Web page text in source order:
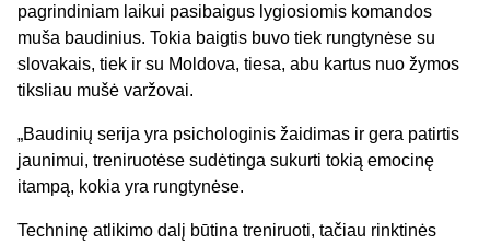
pagrindiniam laikui pasibaigus lygiosiomis komandos
muša baudinius. Tokia baigtis buvo tiek rungtynėse su
slovakais, tiek ir su Moldova, tiesa, abu kartus nuo žymos
tiksliau mušė varžovai.
„Baudinių serija yra psichologinis žaidimas ir gera patirtis
jaunimui, treniruotėse sudėtinga sukurti tokią emocinę
itampą, kokia yra rungtynėse.
Techninę atlikimo dalį būtina treniruoti, tačiau rinktinės